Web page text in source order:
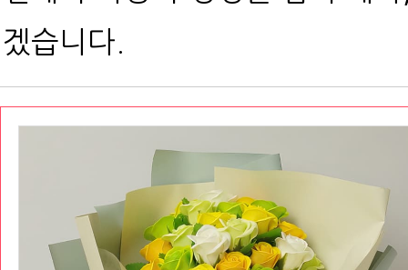
겠습니다.